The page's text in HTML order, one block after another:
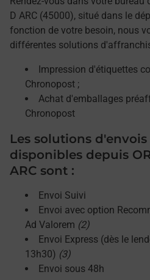
D ARC (45000), situé dans le
fonction de votre besoin, nous
différentes solutions
Impression d'étiquettes
Chronopost ;
Achat d'emballages
Chronopost
Les solutions
disponibles depuis
ARC sont :
Envoi Suivi
Envoi avec option
Ad Valorem (2)
Envoi Express (dès le
13h30) (3)
Envoi sous 48h